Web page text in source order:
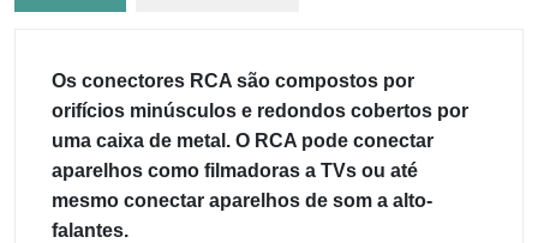
Os conectores RCA são compostos por
orifícios minúsculos e redondos cobertos por
uma caixa de metal. O RCA pode conectar
aparelhos como filmadoras a TVs ou até
mesmo conectar aparelhos de som a alto-
falantes.